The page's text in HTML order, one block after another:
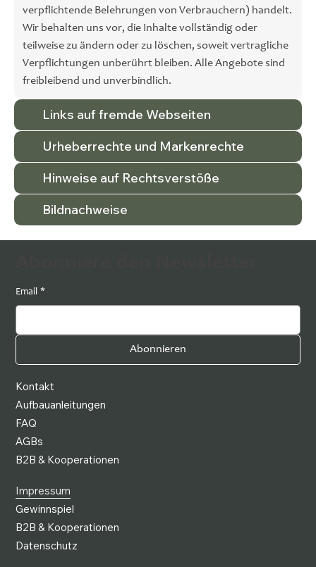
verpflichtende Belehrungen von Verbrauchern) handelt.
Wir behalten uns vor, die Inhalte vollständig oder
teilweise zu ändern oder zu löschen, soweit vertragliche
Verpflichtungen unberührt bleiben. Alle Angebote sind
freibleibend und unverbindlich.
Links auf fremde Webseiten
Urheberrechte und Markenrechte
Hinweise auf Rechtsverstöße
Bildnachweise
Kontakt
Aufbauanleitungen
FAQ
AGBs
B2B & Kooperationen
Impressum
Gewinnspiel
B2B & Kooperationen
Datenschutz
Email *
Abonnieren